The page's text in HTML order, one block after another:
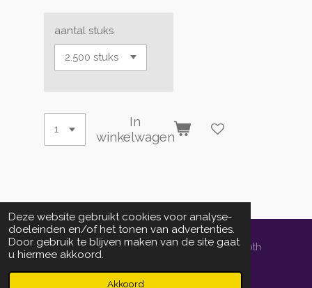
Deze website gebruikt cookies voor analyse-
doeleinden en/of het tonen van advertenties.
Door gebruik te blijven maken van de site gaat
u hiermee akkoord.
Akkoord
aantal stuks
In
winkelwagen
© 2014 - 2026 localprintservice.nl | powered by Schoth
Informedia Groep bv
Powered by